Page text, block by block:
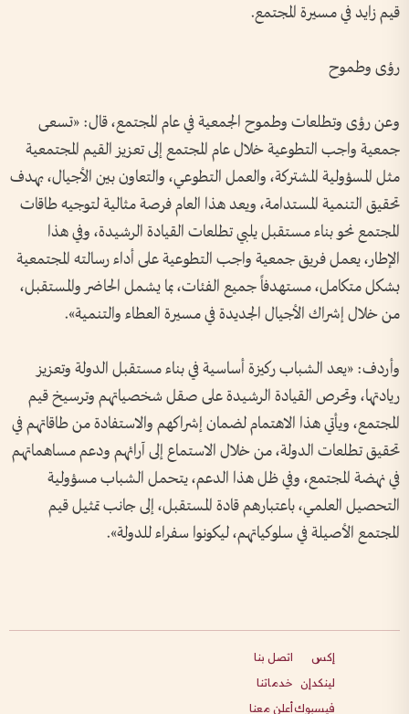
قيم زايد في مسيرة المجتمع.
رؤى وطموح
وعن رؤى وتطلعات وطموح الجمعية في عام المجتمع، قال: «تسعى
جمعية واجب التطوعية خلال عام المجتمع إلى تعزيز القيم المجتمعية
مثل المسؤولية المشتركة، والعمل التطوعي، والتعاون بين الأجيال، بهدف
تحقيق التنمية المستدامة، ويعد هذا العام فرصة مثالية لتوجيه طاقات
المجتمع نحو بناء مستقبل يلبي تطلعات القيادة الرشيدة، وفي هذا
الإطار، يعمل فريق جمعية واجب التطوعية على أداء رسالته المجتمعية
بشكل متكامل، مستهدفاً جميع الفئات، بما يشمل الحاضر والمستقبل،
من خلال إشراك الأجيال الجديدة في مسيرة العطاء والتنمية».
وأردف: «يعد الشباب ركيزة أساسية في بناء مستقبل الدولة وتعزيز
ريادتها، وتحرص القيادة الرشيدة على صقل شخصياتهم وترسيخ قيم
المجتمع، ويأتي هذا الاهتمام لضمان إشراكهم والاستفادة من طاقاتهم في
تحقيق تطلعات الدولة، من خلال الاستماع إلى آرائهم ودعم مساهماتهم
في نهضة المجتمع، وفي ظل هذا الدعم، يتحمل الشباب مسؤولية
التحصيل العلمي، باعتبارهم قادة المستقبل، إلى جانب تمثيل قيم
المجتمع الأصيلة في سلوكياتهم، ليكونوا سفراء للدولة».
إكس
لينكدإن
فيسبوك
اتصل بنا
خدماتنا
أعلن معنا